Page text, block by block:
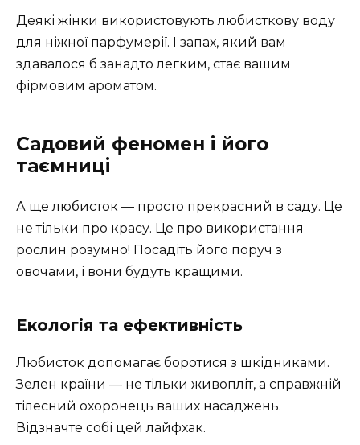
Деякі жінки використовують любисткову воду
для ніжної парфумерії. І запах, який вам
здавалося б занадто легким, стає вашим
фірмовим ароматом.
Садовий феномен і його
таємниці
А ще любисток — просто прекрасний в саду. Це
не тільки про красу. Це про використання
рослин розумно! Посадіть його поруч з
овочами, і вони будуть кращими.
Екологія та ефективність
Любисток допомагає боротися з шкідниками.
Зелен країни — не тільки живопліт, а справжній
тілесний охоронець ваших насаджень.
Відзначте собі цей лайфхак.